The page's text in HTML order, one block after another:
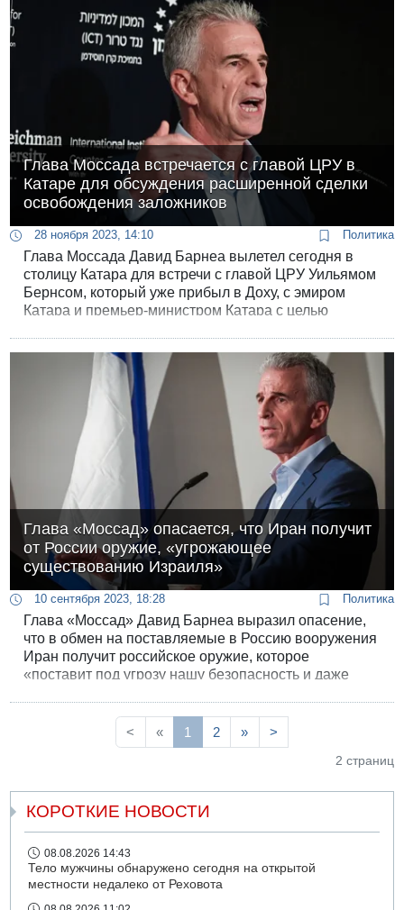
Глава Моссада встречается с главой ЦРУ в
Катаре для обсуждения расширенной сделки
освобождения заложников
28 ноября 2023, 14:10 Политика
Глава Моссада Давид Барнеа вылетел сегодня в
столицу Катара для встречи с главой ЦРУ Уильямом
Бернсом, который уже прибыл в Доху, с эмиром
Катара и премьер-министром Катара с целью
Глава «Моссад» опасается, что Иран получит
от России оружие, «угрожающее
существованию Израиля»
10 сентября 2023, 18:28 Политика
Глава «Моссад» Давид Барнеа выразил опасение,
что в обмен на поставляемые в Россию вооружения
Иран получит российское оружие, которое
«поставит под угрозу нашу безопасность и даже
терроризмом в Институте Райхмана.
< « 1 2 » >
2 страниц
КОРОТКИЕ НОВОСТИ
08.08.2026 14:43
Тело мужчины обнаружено сегодня на открытой
местности недалеко от Реховота